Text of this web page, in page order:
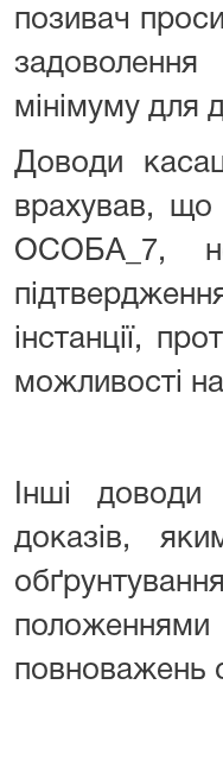
позивач
мінімуму для
Доводи
врахував, що
ОСОБА_7, не
інстанції,
можливості
Інші доводи
доказів,
повноважень